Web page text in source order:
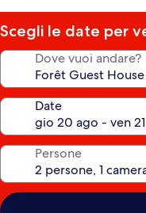
stelle
Scegli le date per
Dove vuoi andare?
Date
Persone